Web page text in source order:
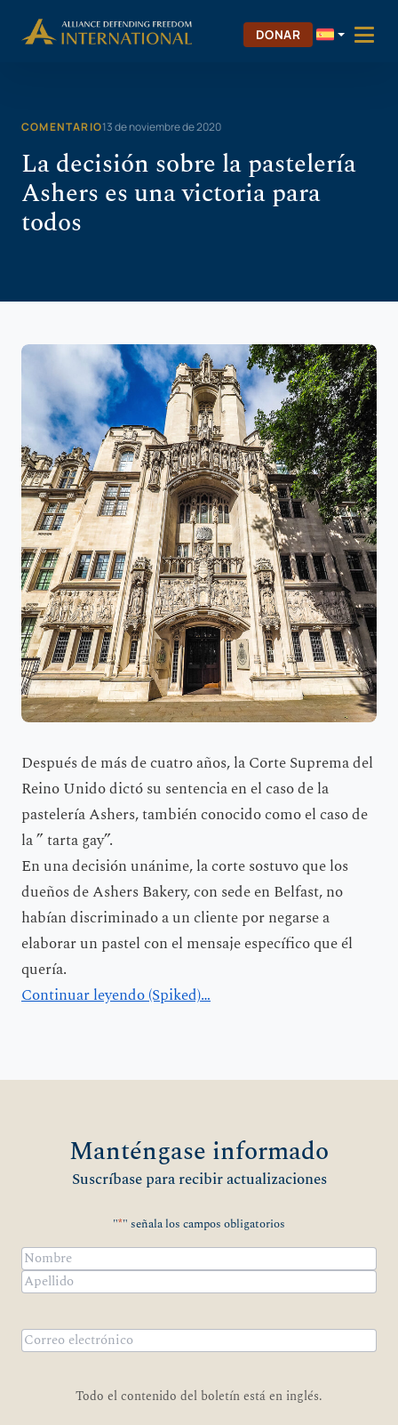
DONAR
COMENTARIO13 de noviembre de 2020
La decisión sobre la pastelería
Ashers es una victoria para
todos
Después de más de cuatro años, la Corte Suprema del
Reino Unido dictó su sentencia en el caso de la
pastelería Ashers, también conocido como el caso de
la ” tarta gay”.
En una decisión unánime, la corte sostuvo que los
dueños de Ashers Bakery, con sede en Belfast, no
habían discriminado a un cliente por negarse a
elaborar un pastel con el mensaje específico que él
quería.
Continuar leyendo (Spiked)…
Manténgase informado
Suscríbase para recibir actualizaciones
"*" señala los campos obligatorios
Nombre*
Nombre
electrónico*
Todo el contenido del boletín está en inglés.